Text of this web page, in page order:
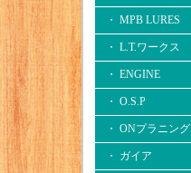
・ MPB LURES
・ L.T.ワークス
・ ENGINE
・ O.S.P
・ ONプラニング
・ ガイア